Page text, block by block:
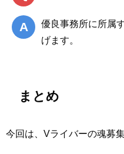
優良事務所に所属
げます。
まとめ
今回は、Vライバーの魂募